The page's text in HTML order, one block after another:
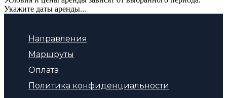
Укажите даты аренды...
Направления
Маршруты
Оплата
Политика конфиденциальности